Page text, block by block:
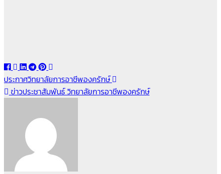
แนะแนว
เรื่อง
ประกาศวิทยาลัยการอาชีพองครักษ์
ข่าวประชาสัมพันธ์ วิทยาลัยการอาชีพองครักษ์